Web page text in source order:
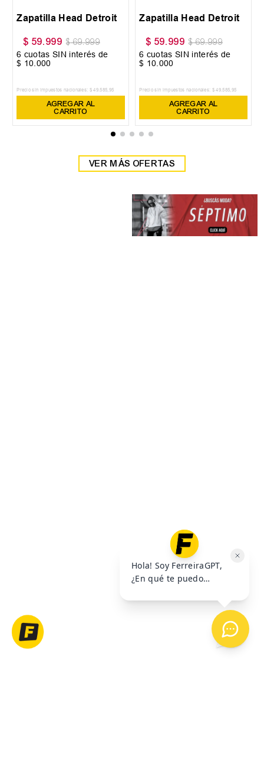
Zapatilla Head Detroit
$ 59.999 $ 69.999
6 cuotas SIN interés de
$ 10 000
Precio sin impuestos nacionales: $ 49.585,95
AGREGAR AL
CARRITO
Zapatilla Head Detroit
$ 59.999 $ 69.999
6 cuotas SIN interés de
$ 10 000
Precio sin impuestos nacionales: $ 49.585,95
AGREGAR AL
CARRITO
VER MÁS OFERTAS